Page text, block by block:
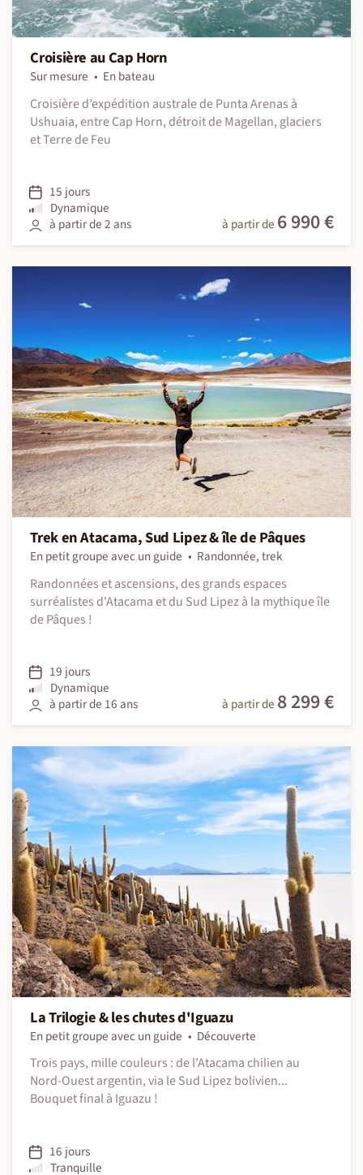
Croisière au Cap Horn
Sur mesure
En bateau
Croisière d’expédition australe de Punta Arenas à
Ushuaia, entre Cap Horn, détroit de Magellan, glaciers
et Terre de Feu
15 jours
Dynamique
à partir de 2 ans
à partir de 6 990 €
Trek en Atacama, Sud Lipez & île de Pâques
En petit groupe avec un guide
Randonnée, trek
Randonnées et ascensions, des grands espaces
surréalistes d'Atacama et du Sud Lipez à la mythique île
de Pâques !
19 jours
Dynamique
à partir de 16 ans
à partir de 8 299 €
La Trilogie & les chutes d'Iguazu
En petit groupe avec un guide
Découverte
Trois pays, mille couleurs : de l’Atacama chilien au
Nord-Ouest argentin, via le Sud Lipez bolivien...
Bouquet final à Iguazu !
16 jours
Tranquille